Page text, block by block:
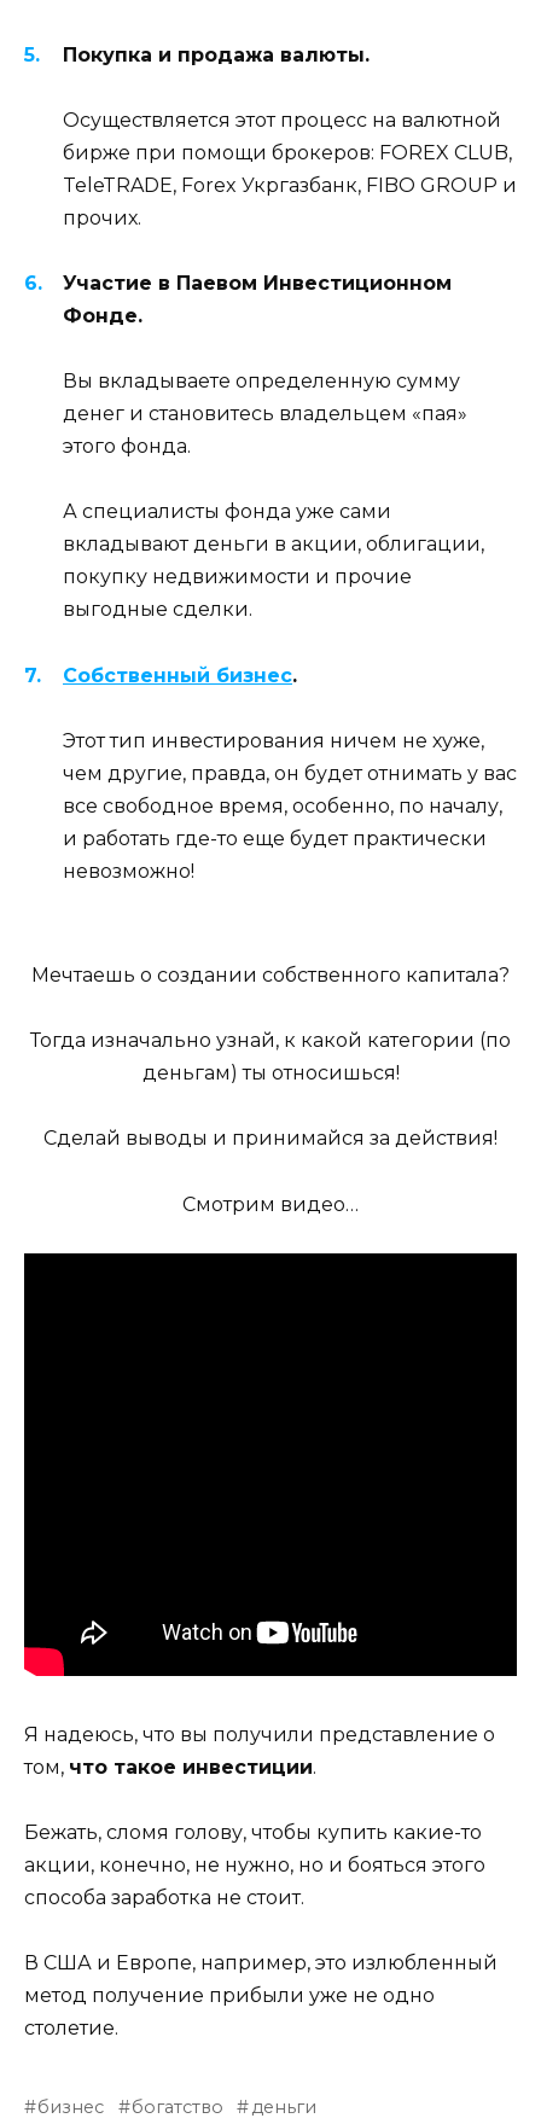
Покупка и продажа валюты.
Осуществляется этот процесс на валютной
бирже при помощи брокеров: FOREX CLUB,
TeleTRADE, Forex Укргазбанк, FIBO GROUP и
прочих.
Участие в Паевом Инвестиционном
Фонде.
Вы вкладываете определенную сумму
денег и становитесь владельцем «пая»
этого фонда.
А специалисты фонда уже сами
вкладывают деньги в акции, облигации,
покупку недвижимости и прочие
выгодные сделки.
Собственный бизнес.
Этот тип инвестирования ничем не хуже,
чем другие, правда, он будет отнимать у вас
все свободное время, особенно, по началу,
и работать где-то еще будет практически
невозможно!
Мечтаешь о создании собственного капитала?
Тогда изначально узнай, к какой категории (по
деньгам) ты относишься!
Сделай выводы и принимайся за действия!
Смотрим видео…
Я надеюсь, что вы получили представление о
том, что такое инвестиции.
Бежать, сломя голову, чтобы купить какие-то
акции, конечно, не нужно, но и бояться этого
способа заработка не стоит.
В США и Европе, например, это излюбленный
метод получение прибыли уже не одно
столетие.
бизнес богатство
деньги